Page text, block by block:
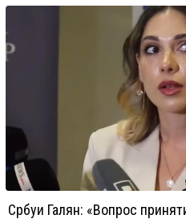
Србуи Галян: «Вопрос